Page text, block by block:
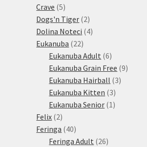
Crave 55
produktů
Dogs'n Tiger 22
produkty
Dolina Noteci 44
Eukanuba 2222
produktů
Eukanuba Adult 66
produktů
Eukanuba Grain Free 99
Eukanuba Hairball 33
Eukanuba Kitten 33
produkty
Eukanuba Senior 1 1
Felix 22
produkty
Feringa 4040
produktů
Feringa Adult 2626